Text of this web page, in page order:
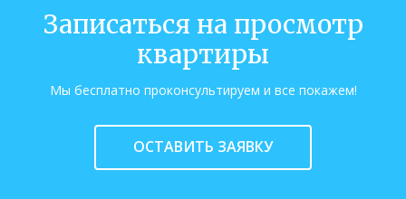
Записаться на просмотр
квартиры
Мы бесплатно проконсультируем и все покажем!
ОСТАВИТЬ ЗАЯВКУ